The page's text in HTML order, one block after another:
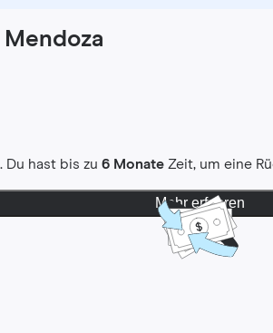
Du hast bis zu6 Monate Zeit, um eine
Mehr erfahren